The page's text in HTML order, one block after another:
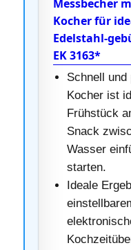
Messbecher
Kocher für
Edelstahl-
EK 3163*
Schnell
Kocher ist
Frühstück
Snack
Wasser
starten.
Ideale